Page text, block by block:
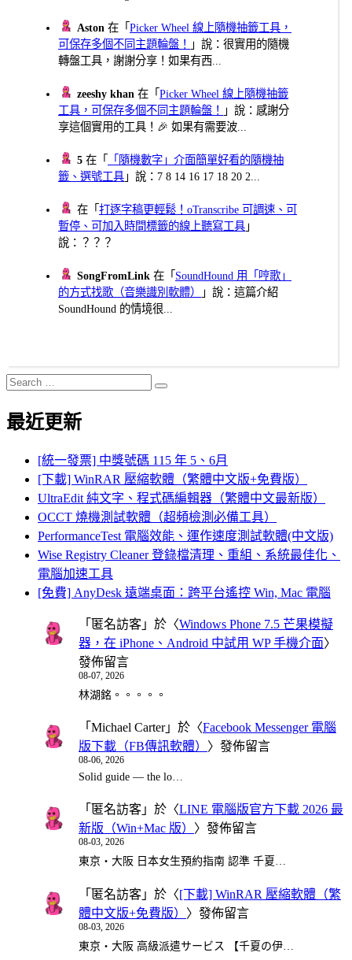
Aston 在「Picker Wheel 線上隨機抽籤工具，
可保存多個不同主題輪盤！
」說：很實用的隨機
轉盤工具，謝謝分享！如果有西...
zeeshy khan 在「Picker Wheel 線上隨機抽籤
工具，可保存多個不同主題輪盤！
」說：感謝分
享這個實用的工具！🎉 如果有需要波...
5 在「
「隨機數字」介面簡單好看的隨機抽
籤、選號工具 」說：7 8 14 16 17 18 20 2...
在「打逐字稿更輕鬆！oTranscribe 可調速、可
暫停、可加入時間標籤的線上聽寫工具 」
說：？？？
SongFromLink 在「 SoundHound 用「哼歌」
的方式找歌（音樂識別軟體）
」說：這篇介紹
SoundHound 的情境很...
Search
for:
Search
最近更新
[統一發票] 中獎號碼 115 年 5、6月
[下載] WinRAR 壓縮軟體（繁體中文版+免費版）
UltraEdit 純文字、程式碼編輯器（繁體中文最新版）
OCCT 燒機測試軟體（超頻檢測必備工具）
PerformanceTest 電腦效能、運作速度測試軟體(中文版)
Wise Registry Cleaner 登錄檔清理、重組、系統最佳化、
電腦加速工具
[免費] AnyDesk 遠端桌面：跨平台遙控 Win, Mac 電腦
「 匿名訪客 」於〈Windows Phone 7.5 芒果模擬
器，在 iPhone、Android 中試用 WP 手機介面〉
發佈留言
08-07, 2026
林湖銘。。。。。
「 Michael Carter」於〈Facebook Messenger 電腦
版下載（FB傳訊軟體）
〉發佈留言
08-06, 2026
Solid guide — the lo…
「 匿名訪客 」於〈LINE 電腦版官方下載 2026 最
新版（Win+Mac 版） 〉發佈留言
08-03, 2026
東京・大阪 日本女生預約指南 認準 千夏…
「 匿名訪客 」於〈[下載] WinRAR 壓縮軟體（繁
體中文版+免費版） 〉發佈留言
08-03, 2026
東京・大阪 高級派遣サービス 【千夏の伊…